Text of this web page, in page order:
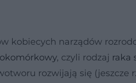
kobiecych narządów
, czyli rodzaj raka
rozwijają się (jeszcze